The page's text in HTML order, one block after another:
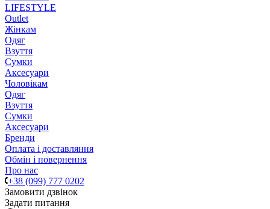
LIFESTYLE
Outlet
Жінкам
Одяг
Взуття
Сумки
Аксесуари
Чоловікам
Одяг
Взуття
Сумки
Аксесуари
Бренди
Оплата і доставляння
Обмін і повернення
Про нас
+38 (099) 777 0202
Замовити дзвінок
Задати питання